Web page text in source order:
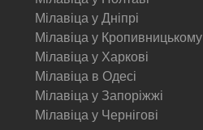
Мілавіца у Дніпрі
Мілавіца у Кропивницькому
Мілавіца у Харкові
Мілавіца в Одесі
Мілавіца у Запоріжжі
Мілавіца у Чернігові